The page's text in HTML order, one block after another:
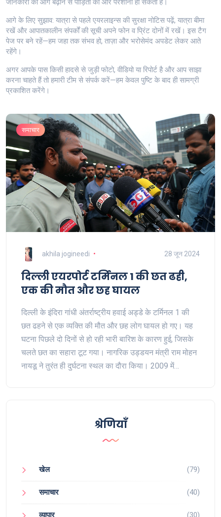
जानकारी को आगे बढ़ाने से पीड़ितों को और परेशानी हो सकती है।
आगे के लिए सुझाव: यात्रा से पहले एयरलाइन्स की सुरक्षा नोटिस पढ़ें, यात्रा बीमा
रखें और आपातकालीन संपर्कों की सूची अपने फोन व प्रिंट दोनों में रखें। इस टैग
पेज पर बने रहें—हम जहा तक संभव हो, ताज़ा और भरोसेमंद अपडेट लेकर आते
रहेंगे।
अगर आपके पास किसी हादसे से जुड़ी फोटो, वीडियो या रिपोर्ट है और आप साझा
करना चाहते हैं तो हमारी टीम से संपर्क करें—हम केवल पुष्टि के बाद ही सामग्री
प्रकाशित करेंगे।
समाचार
akhila jogineedi 28 जून 2024
दिल्ली एयरपोर्ट टर्मिनल 1 की छत ढही,
एक की मौत और छह घायल
दिल्ली के इंदिरा गांधी अंतर्राष्ट्रीय हवाई अड्डे के टर्मिनल 1 की
छत ढहने से एक व्यक्ति की मौत और छह लोग घायल हो गए। यह
घटना पिछले दो दिनों से हो रही भारी बारिश के कारण हुई, जिसके
चलते छत का सहारा टूट गया। नागरिक उड्डयन मंत्री राम मोहन
नायडू ने तुरंत ही दुर्घटना स्थल का दौरा किया। 2009 में
श्रेणियाँ
खेल (79)
समाचार (40)
व्यापार (30)